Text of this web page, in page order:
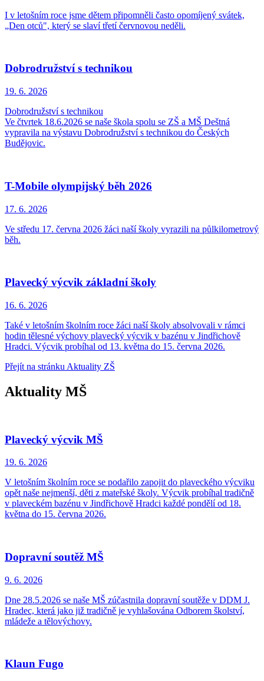
I v letošním roce jsme dětem připomněli často opomíjený svátek,
„Den otců", který se slaví třetí červnovou neděli.
Dobrodružství s technikou
19. 6. 2026
Dobrodružství s technikou
Ve čtvrtek 18.6.2026 se naše škola spolu se ZŠ a MŠ Deštná
vypravila na výstavu Dobrodružství s technikou do Českých
Budějovic.
T-Mobile olympijský běh 2026
17. 6. 2026
Ve středu 17. června 2026 žáci naší školy vyrazili na půlkilometrový
běh.
Plavecký výcvik základní školy
16. 6. 2026
Také v letošním školním roce žáci naší školy absolvovali v rámci
hodin tělesné výchovy plavecký výcvik v bazénu v Jindřichově
Hradci. Výcvik probíhal od 13. května do 15. června 2026.
Přejít na stránku Aktuality ZŠ
Aktuality MŠ
Plavecký výcvik MŠ
19. 6. 2026
V letošním školním roce se podařilo zapojit do plaveckého výcviku
opět naše nejmenší, děti z mateřské školy. Výcvik probíhal tradičně
v plaveckém bazénu v Jindřichově Hradci každé pondělí od 18.
května do 15. června 2026.
Dopravní soutěž MŠ
9. 6. 2026
Dne 28.5.2026 se naše MŠ zúčastnila dopravní soutěže v DDM J.
Hradec, která jako již tradičně je vyhlašována Odborem školství,
mládeže a tělovýchovy.
Klaun Fugo